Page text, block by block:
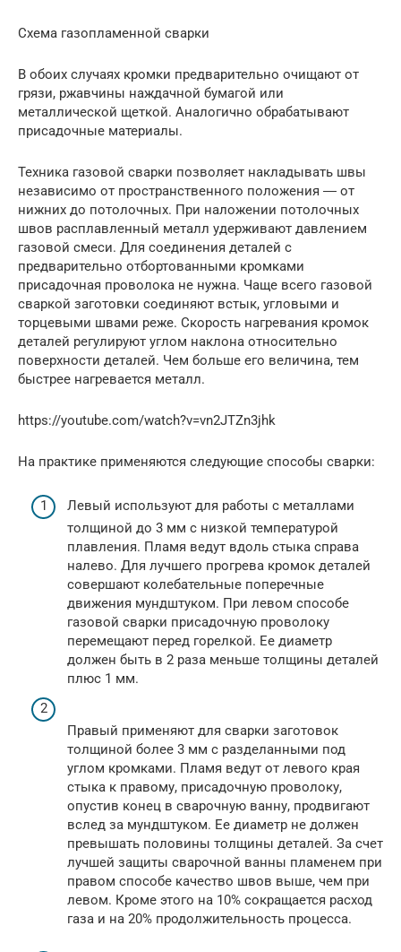
Схема газопламенной сварки
В обоих случаях кромки предварительно очищают от
грязи, ржавчины наждачной бумагой или
металлической щеткой. Аналогично обрабатывают
присадочные материалы.
Техника газовой сварки позволяет накладывать швы
независимо от пространственного положения ― от
нижних до потолочных. При наложении потолочных
швов расплавленный металл удерживают давлением
газовой смеси. Для соединения деталей с
предварительно отбортованными кромками
присадочная проволока не нужна. Чаще всего газовой
сваркой заготовки соединяют встык, угловыми и
торцевыми швами реже. Скорость нагревания кромок
деталей регулируют углом наклона относительно
поверхности деталей. Чем больше его величина, тем
быстрее нагревается металл.
https://youtube.com/watch?v=vn2JTZn3jhk
На практике применяются следующие способы сварки:
Левый используют для работы с металлами
толщиной до 3 мм с низкой температурой
плавления. Пламя ведут вдоль стыка справа
налево. Для лучшего прогрева кромок деталей
совершают колебательные поперечные
движения мундштуком. При левом способе
газовой сварки присадочную проволоку
перемещают перед горелкой. Ее диаметр
должен быть в 2 раза меньше толщины деталей
плюс 1 мм.
Правый применяют для сварки заготовок
толщиной более 3 мм с разделанными под
углом кромками. Пламя ведут от левого края
стыка к правому, присадочную проволоку,
опустив конец в сварочную ванну, продвигают
вслед за мундштуком. Ее диаметр не должен
превышать половины толщины деталей. За счет
лучшей защиты сварочной ванны пламенем при
правом способе качество швов выше, чем при
левом. Кроме этого на 10% сокращается расход
газа и на 20% продолжительность процесса.